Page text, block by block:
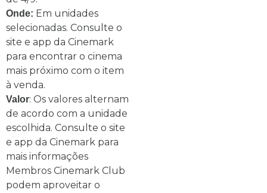
Onde: Em unidades
selecionadas. Consulte o
site e app da Cinemark
para encontrar o cinema
mais próximo com o item
à venda.
Valor: Os valores alternam
de acordo com a unidade
escolhida. Consulte o site
e app da Cinemark para
mais informações
Membros Cinemark Club
podem aproveitar o